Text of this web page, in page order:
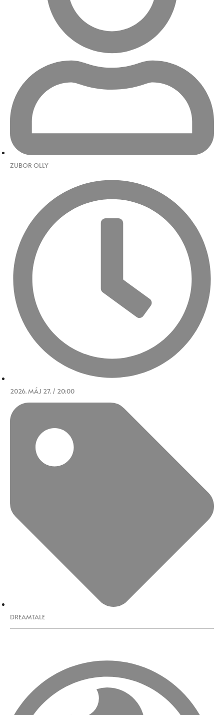
ZUBOR OLLY
2026. MÁJ 27. / 20:00
DREAMTALE